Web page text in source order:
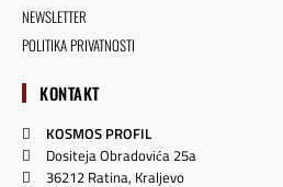
NEWSLETTER
POLITIKA PRIVATNOSTI
KONTAKT
KOSMOS PROFIL
Dositeja Obradovića 25a
36212 Ratina, Kraljevo